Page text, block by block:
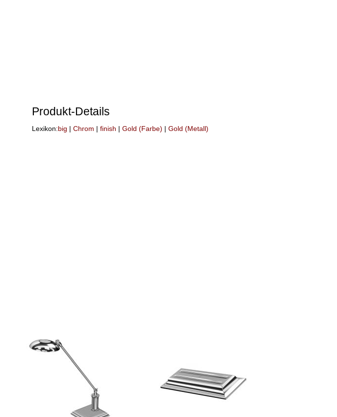
Produkt-Details
Lexikon:big | Chrom | finish | Gold (Farbe) | Gold (Metall)